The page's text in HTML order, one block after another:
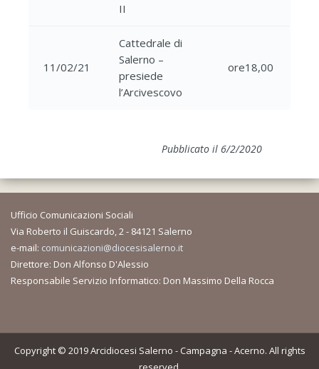
II
11/02/21
Cattedrale di
Salerno –
presiede
l’Arcivescovo
ore18,00
Pubblicato il 6/2/2020
Ufficio Comunicazioni Sociali
Via Roberto il Guiscardo, 2 - 84121 Salerno
e-mail: comunicazioni@diocesisalerno.it
Direttore: Don Alfonso D'Alessio
Responsabile Servizio Informatico: Don Massimo Della Rocca
Copyright © 2019 Arcidiocesi Salerno - Campagna - Acerno. All rights